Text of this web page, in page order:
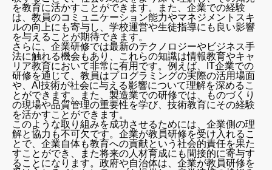
を教育に活かすことができます。また、企業での経験
は、教員のコミュニケーション能力やマネジメントスキ
ルの向上にも寄与し、学校運営や生徒指導にも良い影響
を与えることが期待できます。
さらに、企業研修では最新のテクノロジーやビジネス手
法に触れる機会もあり、これらの知識は情報教育やキャ
リア教育において非常に有用です。例えば、IT企業での
研修を通じて、教員はプログラミングの実際の活用場面
や、AI技術が社会に与える影響について理解を深めるこ
とができます。また、製造業での研修では、ものづくり
の現場や品質管理の重要性を学び、技術教育にその経験
を活かすことができます。
このような取り組みを成功させるためには、企業側の理
解と協力も不可欠です。企業が教員研修を受け入れるこ
とで、企業自体も教育への貢献という社会的責任を果た
すことができ、また将来の人材育成にも間接的に寄与す
ることになります。政府や自治体は、企業が教員研修を